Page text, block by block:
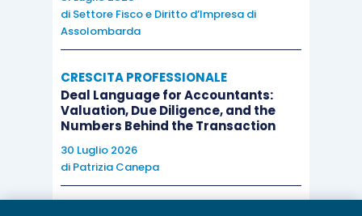
di Settore Fisco e Diritto d’Impresa di
Assolombarda
CRESCITA PROFESSIONALE
Deal Language for Accountants:
Valuation, Due Diligence, and the
Numbers Behind the Transaction
30 Luglio 2026
di Patrizia Canepa